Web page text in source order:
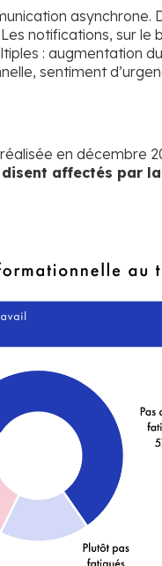
asynchrone.
notifications, sur
: augmentation
sentiment
en décembre
affectés par